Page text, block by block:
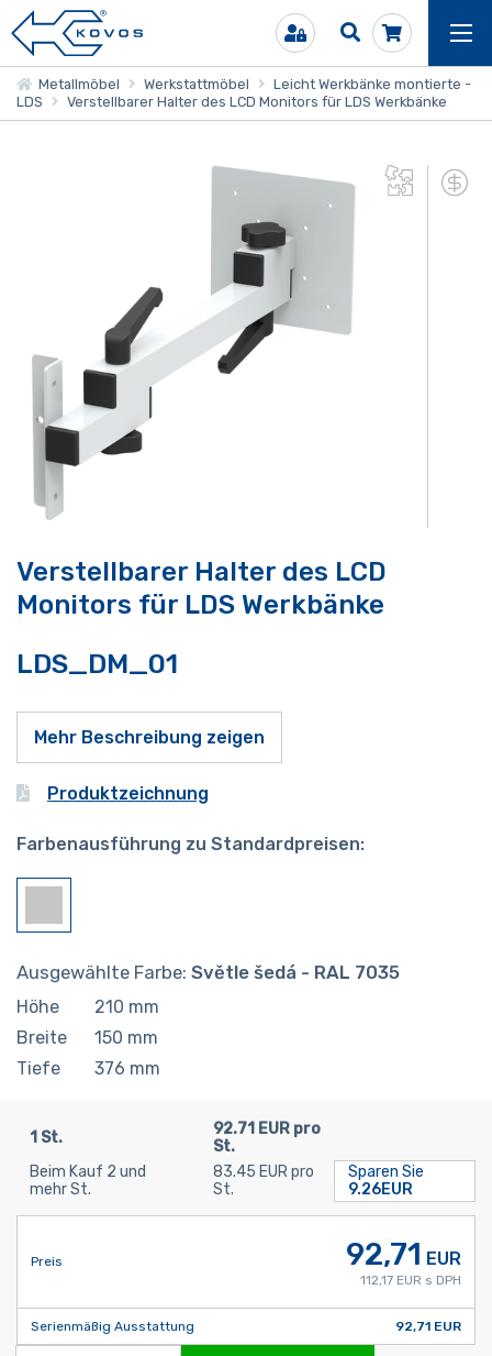
Metallmöbel Werkstattmöbel
Leicht Werkbänke montierte -
LDS
Verstellbarer Halter des LCD Monitors für LDS Werkbänke
Verstellbarer Halter des LCD
Monitors für LDS Werkbänke
LDS_DM_01
Mehr Beschreibung zeigen
Produktzeichnung
Farbenausführung zu Standardpreisen:
Ausgewählte Farbe: Světle šedá - RAL 7035
Höhe 210 mm
Breite
150 mm
Tiefe
376 mm
1 St.
92.71 EUR pro
St.
Beim Kauf 2 und
mehr St.
83.45 EUR pro
St.
Sparen Sie
9.26EUR
Preis 92,71 EUR
112,17 EUR s DPH
Serienmäßig Ausstattung 92,71 EUR